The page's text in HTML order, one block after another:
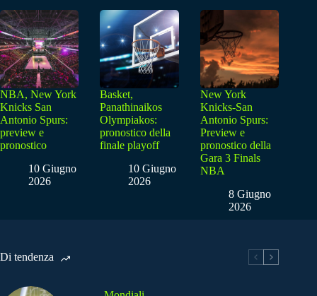
NBA, New York
Knicks San
Antonio Spurs:
preview e
pronostico
10 Giugno
2026
Basket,
Panathinaikos
Olympiakos:
pronostico della
finale playoff
10 Giugno
2026
New York
Knicks-San
Antonio Spurs:
Preview e
pronostico della
Gara 3 Finals
NBA
8 Giugno
2026
Di tendenza